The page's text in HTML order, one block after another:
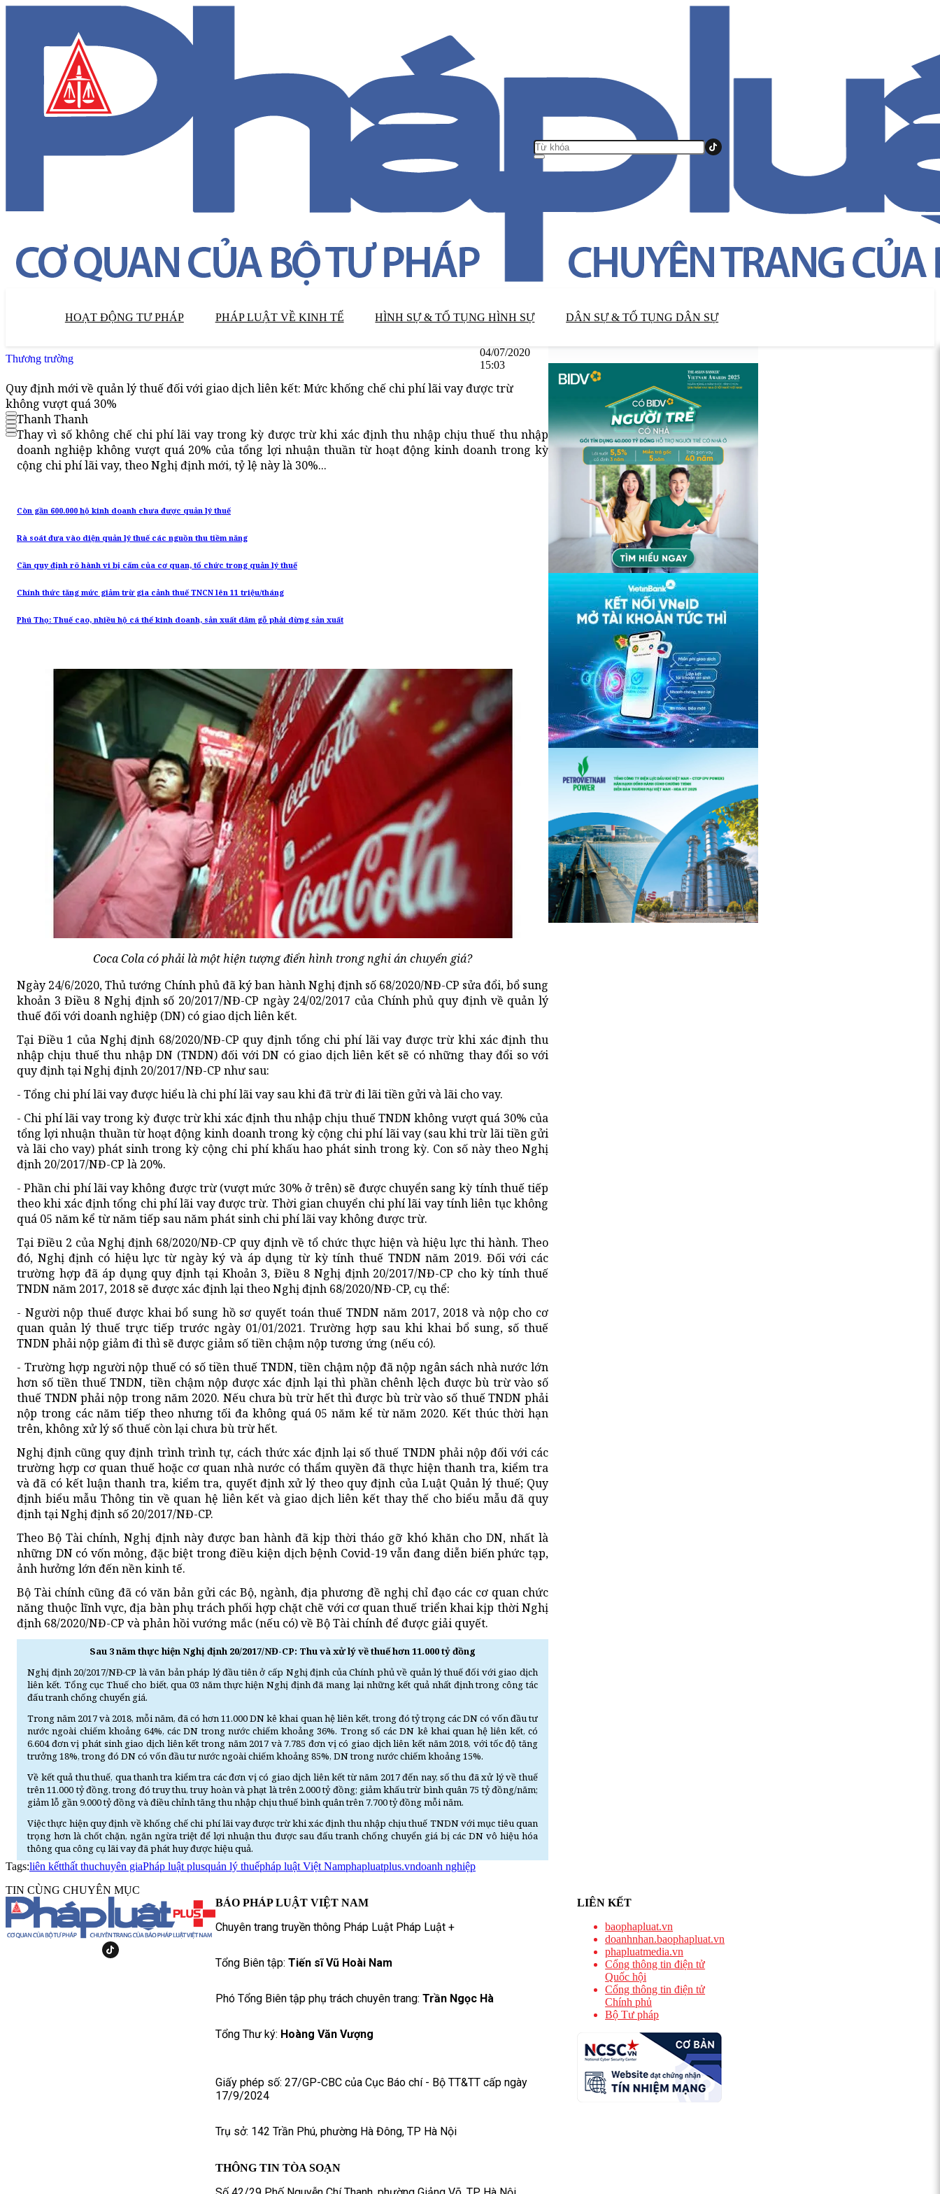
HOẠT ĐỘNG TƯ PHÁP PHÁP LUẬT VỀ KINH TẾ HÌNH SỰ & TỐ TỤNG HÌNH SỰ DÂN SỰ & TỐ TỤNG DÂN SỰ
Thương trường
04/07/2020
15:03
Quy định mới về quản lý thuế đối với giao dịch liên kết: Mức khống chế chi phí lãi vay được trừ
không vượt quá 30%
Thanh Thanh
Thay vì số không chế chi phí lãi vay trong kỳ được trừ khi xác định thu nhập chịu thuế thu nhập
doanh nghiệp không vượt quá 20% của tổng lợi nhuận thuần từ hoạt động kinh doanh trong kỳ
cộng chi phí lãi vay, theo Nghị định mới, tỷ lệ này là 30%...
Còn gần 600.000 hộ kinh doanh chưa được quản lý thuế
Rà soát đưa vào diện quản lý thuế các nguồn thu tiềm năng
Cần quy định rõ hành vi bị cấm của cơ quan, tổ chức trong quản lý thuế
Chính thức tăng mức giảm trừ gia cảnh thuế TNCN lên 11 triệu/tháng
Phú Thọ: Thuế cao, nhiều hộ cá thể kinh doanh, sản xuất dăm gỗ phải dừng sản xuất
Coca Cola có phải là một hiện tượng điển hình trong nghi án chuyển giá?
Ngày 24/6/2020, Thủ tướng Chính phủ đã ký ban hành Nghị định số 68/2020/NĐ-CP sửa đổi, bổ sung
khoản 3 Điều 8 Nghị định số 20/2017/NĐ-CP ngày 24/02/2017 của Chính phủ quy định về quản lý
thuế đối với doanh nghiệp (DN) có giao dịch liên kết.
Tại Điều 1 của Nghị định 68/2020/NĐ-CP quy định tổng chi phí lãi vay được trừ khi xác định thu
nhập chịu thuế thu nhập DN (TNDN) đối với DN có giao dịch liên kết sẽ có những thay đổi so với
quy định tại Nghị định 20/2017/NĐ-CP như sau:
- Tổng chi phí lãi vay được hiểu là chi phí lãi vay sau khi đã trừ đi lãi tiền gửi và lãi cho vay.
- Chi phí lãi vay trong kỳ được trừ khi xác định thu nhập chịu thuế TNDN không vượt quá 30% của
tổng lợi nhuận thuần từ hoạt động kinh doanh trong kỳ cộng chi phí lãi vay (sau khi trừ lãi tiền gửi
và lãi cho vay) phát sinh trong kỳ cộng chi phí khấu hao phát sinh trong kỳ. Con số này theo Nghị
định 20/2017/NĐ-CP là 20%.
- Phần chi phí lãi vay không được trừ (vượt mức 30% ở trên) sẽ được chuyển sang kỳ tính thuế tiếp
theo khi xác định tổng chi phí lãi vay được trừ. Thời gian chuyển chi phí lãi vay tính liên tục không
quá 05 năm kể từ năm tiếp sau năm phát sinh chi phí lãi vay không được trừ.
Tại Điều 2 của Nghị định 68/2020/NĐ-CP quy định về tổ chức thực hiện và hiệu lực thi hành. Theo
đó, Nghị định có hiệu lực từ ngày ký và áp dụng từ kỳ tính thuế TNDN năm 2019. Đối với các
trường hợp đã áp dụng quy định tại Khoản 3, Điều 8 Nghị định 20/2017/NĐ-CP cho kỳ tính thuế
TNDN năm 2017, 2018 sẽ được xác định lại theo Nghị định 68/2020/NĐ-CP, cụ thể:
- Người nộp thuế được khai bổ sung hồ sơ quyết toán thuế TNDN năm 2017, 2018 và nộp cho cơ
quan quản lý thuế trực tiếp trước ngày 01/01/2021. Trường hợp sau khi khai bổ sung, số thuế
TNDN phải nộp giảm đi thì sẽ được giảm số tiền chậm nộp tương ứng (nếu có).
- Trường hợp người nộp thuế có số tiền thuế TNDN, tiền chậm nộp đã nộp ngân sách nhà nước lớn
hơn số tiền thuế TNDN, tiền chậm nộp được xác định lại thì phần chênh lệch được bù trừ vào số
thuế TNDN phải nộp trong năm 2020. Nếu chưa bù trừ hết thì được bù trừ vào số thuế TNDN phải
nộp trong các năm tiếp theo nhưng tối đa không quá 05 năm kể từ năm 2020. Kết thúc thời hạn
trên, không xử lý số thuế còn lại chưa bù trừ hết.
Nghị định cũng quy định trình trình tự, cách thức xác định lại số thuế TNDN phải nộp đối với các
trường hợp cơ quan thuế hoặc cơ quan nhà nước có thẩm quyền đã thực hiện thanh tra, kiểm tra
và đã có kết luận thanh tra, kiểm tra, quyết định xử lý theo quy định của Luật Quản lý thuế; Quy
định biểu mẫu Thông tin về quan hệ liên kết và giao dịch liên kết thay thế cho biểu mẫu đã quy
định tại Nghị định số 20/2017/NĐ-CP.
Theo Bộ Tài chính, Nghị định này được ban hành đã kịp thời tháo gỡ khó khăn cho DN, nhất là
những DN có vốn mỏng, đặc biệt trong điều kiện dịch bệnh Covid-19 vẫn đang diễn biến phức tạp,
ảnh hưởng lớn đến nền kinh tế.
Bộ Tài chính cũng đã có văn bản gửi các Bộ, ngành, địa phương đề nghị chỉ đạo các cơ quan chức
năng thuộc lĩnh vực, địa bàn phụ trách phối hợp chặt chẽ với cơ quan thuế triển khai kịp thời Nghị
định 68/2020/NĐ-CP và phản hồi vướng mắc (nếu có) về Bộ Tài chính để được giải quyết.
Sau 3 năm thực hiện Nghị định 20/2017/NĐ-CP: Thu và xử lý về thuế hơn 11.000 tỷ đồng
Nghị định 20/2017/NĐ-CP là văn bản pháp lý đầu tiên ở cấp Nghị định của Chính phủ về quản lý thuế đối với giao dịch
liên kết. Tổng cục Thuế cho biết, qua 03 năm thực hiện Nghị định đã mang lại những kết quả nhất định trong công tác
đấu tranh chống chuyển giá.
Trong năm 2017 và 2018, mỗi năm, đã có hơn 11.000 DN kê khai quan hệ liên kết, trong đó tỷ trọng các DN có vốn đầu tư
nước ngoài chiếm khoảng 64%, các DN trong nước chiếm khoảng 36%. Trong số các DN kê khai quan hệ liên kết, có
6.604 đơn vị phát sinh giao dịch liên kết trong năm 2017 và 7.785 đơn vị có giao dịch liên kết năm 2018, với tốc độ tăng
trưởng 18%, trong đó DN có vốn đầu tư nước ngoài chiếm khoảng 85%, DN trong nước chiếm khoảng 15%.
Về kết quả thu thuế, qua thanh tra kiểm tra các đơn vị có giao dịch liên kết từ năm 2017 đến nay, số thu đã xử lý về thuế
trên 11.000 tỷ đồng, trong đó truy thu, truy hoàn và phạt là trên 2.000 tỷ đồng; giảm khấu trừ bình quân 75 tỷ đồng/năm;
giảm lỗ gần 9.000 tỷ đồng và điều chỉnh tăng thu nhập chịu thuế bình quân trên 7.700 tỷ đồng mỗi năm.
Việc thực hiện quy định về khống chế chi phí lãi vay được trừ khi xác định thu nhập chịu thuế TNDN với mục tiêu quan
trọng hơn là chốt chặn, ngăn ngừa triệt để lợi nhuận thu được sau đấu tranh chống chuyển giá bị các DN vô hiệu hóa
thông qua công cụ lãi vay đã phát huy được hiệu quả.
Tags:liên kếtthất thuchuyên giaPháp luật plusquản lý thuếpháp luật Việt Namphapluatplus.vndoanh nghiệp
TIN CÙNG CHUYÊN MỤC
BÁO PHÁP LUẬT VIỆT NAM
Chuyên trang truyền thông Pháp Luật Pháp Luật +
Tổng Biên tập: Tiến sĩ Vũ Hoài Nam
Phó Tổng Biên tập phụ trách chuyên trang: Trần Ngọc Hà
Tổng Thư ký: Hoàng Văn Vượng
Giấy phép số: 27/GP-CBC của Cục Báo chí - Bộ TT&TT cấp ngày
17/9/2024
Trụ sở: 142 Trần Phú, phường Hà Đông, TP Hà Nội
THÔNG TIN TÒA SOẠN
LIÊN KẾT
baophapluat.vn
doanhnhan.baophapluat.vn
phapluatmedia.vn
Cổng thông tin điện tử
Quốc hội
Cổng thông tin điện tử
Chính phủ
Bộ Tư pháp